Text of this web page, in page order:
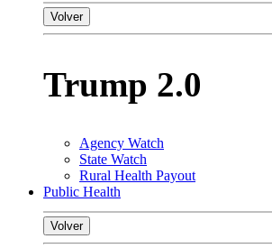
Volver
Trump 2.0
Agency Watch
State Watch
Rural Health Payout
Public Health
Volver